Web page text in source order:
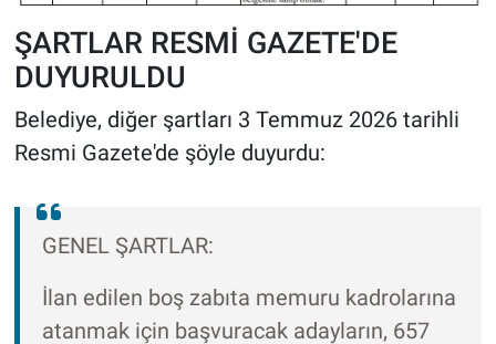
ŞARTLAR RESMİ GAZETE'DE
DUYURULDU
Belediye, diğer şartları 3 Temmuz 2026 tarihli
Resmi Gazete'de şöyle duyurdu:
GENEL ŞARTLAR:
İlan edilen boş zabıta memuru kadrolarına
atanmak için başvuracak adayların, 657